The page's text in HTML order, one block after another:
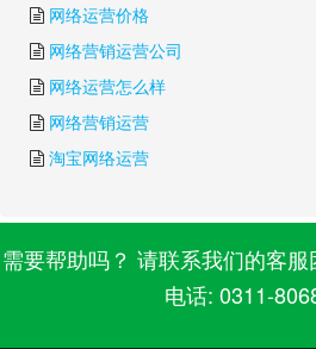
网络运营价格
网络营销运营公司
网络运营怎么样
网络营销运营
淘宝网络运营
需要帮助吗？ 请联系我们的客
电话: 0311-